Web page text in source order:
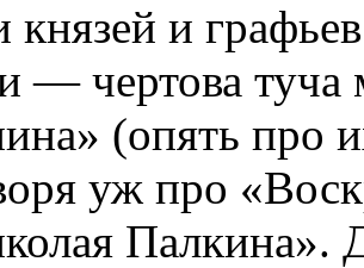
князей и
— чертова
(опять про
уж про
Палкина».